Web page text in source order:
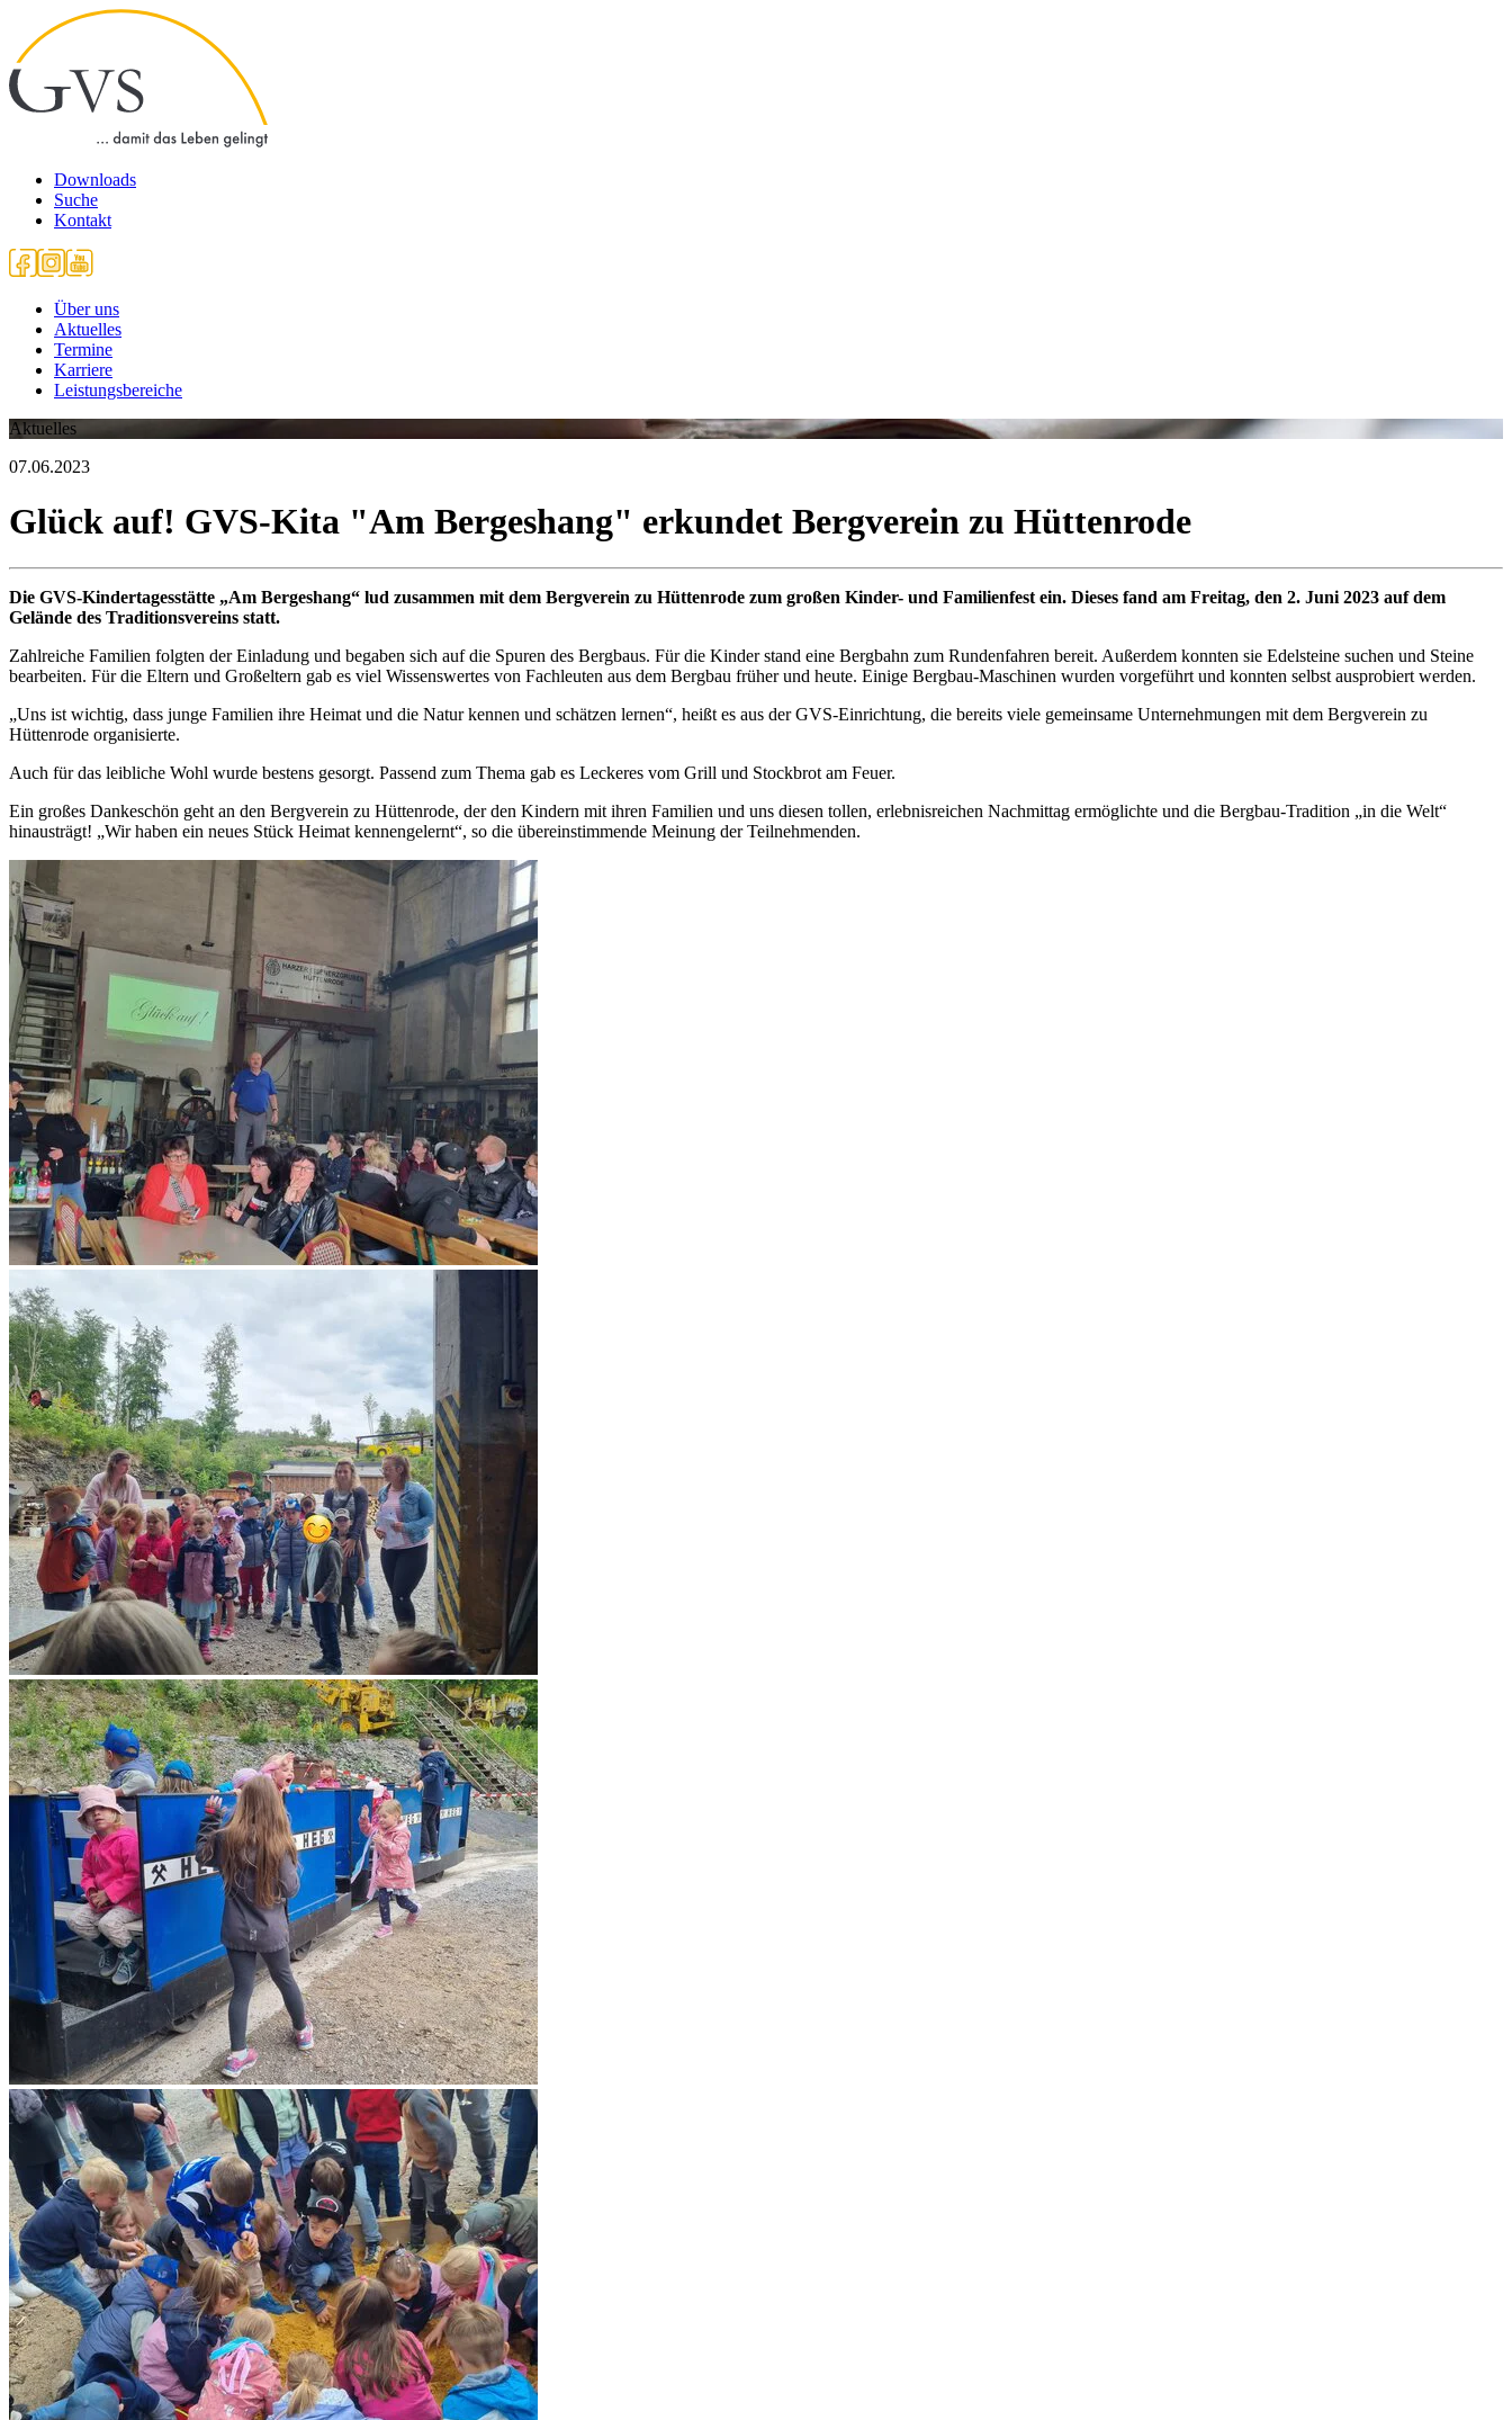
Downloads
Suche
Kontakt
Über uns
Aktuelles
Termine
Karriere
Leistungsbereiche
Aktuelles
07.06.2023
Glück auf! GVS-Kita "Am Bergeshang" erkundet Bergverein zu Hüttenrode
Die GVS-Kindertagesstätte „Am Bergeshang“ lud zusammen mit dem Bergverein zu Hüttenrode zum großen Kinder- und Familienfest ein. Dieses fand am Freitag, den 2. Juni 2023 auf dem
Gelände des Traditionsvereins statt.
Zahlreiche Familien folgten der Einladung und begaben sich auf die Spuren des Bergbaus. Für die Kinder stand eine Bergbahn zum Rundenfahren bereit. Außerdem konnten sie Edelsteine suchen und Steine
bearbeiten. Für die Eltern und Großeltern gab es viel Wissenswertes von Fachleuten aus dem Bergbau früher und heute. Einige Bergbau-Maschinen wurden vorgeführt und konnten selbst ausprobiert werden.
„Uns ist wichtig, dass junge Familien ihre Heimat und die Natur kennen und schätzen lernen“, heißt es aus der GVS-Einrichtung, die bereits viele gemeinsame Unternehmungen mit dem Bergverein zu
Hüttenrode organisierte.
Auch für das leibliche Wohl wurde bestens gesorgt. Passend zum Thema gab es Leckeres vom Grill und Stockbrot am Feuer.
Ein großes Dankeschön geht an den Bergverein zu Hüttenrode, der den Kindern mit ihren Familien und uns diesen tollen, erlebnisreichen Nachmittag ermöglichte und die Bergbau-Tradition „in die Welt“
hinausträgt! „Wir haben ein neues Stück Heimat kennengelernt“, so die übereinstimmende Meinung der Teilnehmenden.